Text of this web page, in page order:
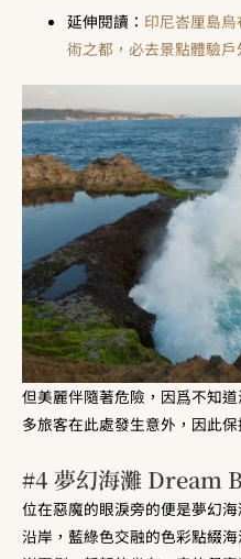
延伸閱讀： 印尼峇厘島
術之都，必去景點體驗戶
但美麗伴隨著危險，因爲不知
多旅客在此處發生意外，因此
#4 夢幻海灘 Dream
位在惡魔的眼淚旁的便是夢幻
沿岸，藍綠色交融的色彩點綴